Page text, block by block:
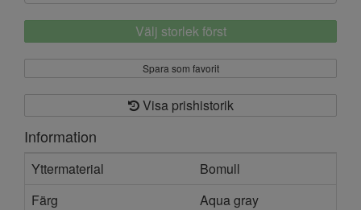
Välj storlek först
Spara som favorit
Visa prishistorik
Information
Yttermaterial
Bomull
Färg
Aqua gray